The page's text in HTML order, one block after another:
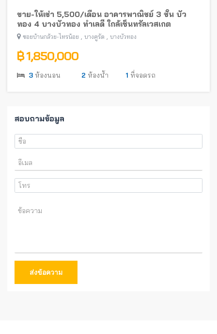
ขาย-ให้เช่า 5,500/เดือน อาคารพาณิชย์ 3 ชั้น บัว
ทอง 4 บางบัวทอง ทำเลดี ใกล้เซ็นทรัลเวสเกต
ซอยบ้านกล้วย-ไทรน้อย บางคูรัด บางบัวทอง
฿ 1,850,000
3 ห้องนอน 2 ห้องน้ำ 1 ที่จอดรถ
สอบถามข้อมูล
ส่งข้อความ